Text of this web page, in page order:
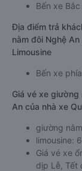
Bến xe Bắc
Địa điểm trả
nằm đôi Nghệ
Limousine
Bến xe
Giá vé xe giường
An của nhà xe
giường
limousine:
Giá vé xe
dịp Lễ, Tết